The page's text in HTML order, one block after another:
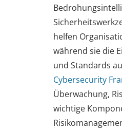
helfen
während sie die
und Standards
Cybersecurity
Überwachung,
wichtige